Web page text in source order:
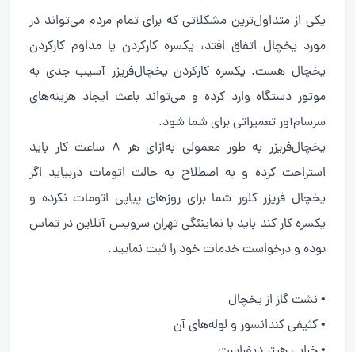
یکی از متداول‌ترین مشکلاتی که برای تمام مردم می‌تواند در
مورد یخچال اتفاق افتد، یکسره کارکردن یا مداوم کارکردن
یخچال هست. یکسره کارکردن یخچال‌فریزر آسیب جدی به
موتور دستگاه وارد کرده و می‌تواند باعث ایجاد هزینه‌های
سرسام‌آور تعمیراتی برای شما شود.
یخچال‌فریزر به طور معمولی به‌ازای هر 8 ساعت کار باید
استراحت کرده و به اصطلاح به حالت اتومات دربیاید اگر
یخچال فریزر کلور شما برای روزهای پیاپی اتومات نکرده و
یکسره کار کند باید با نماینئگی تهران سرویس آنلاین در تماس
بوده و درخواست خدمات خود را ثبت نمایید.
• نشت گاز از یخچال
• کثیفی کندانسور و لوله‌های آن